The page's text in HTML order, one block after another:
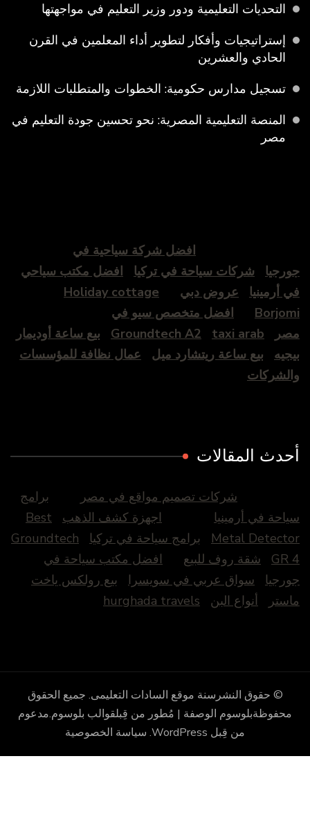
التحديات التعليمية ودور وزير التعليم في مواجهتها
إستراتيجيات وأفكار لتطوير أداء المعلمين في القرن
الحادي والعشرين
تسجيل مدارس حكومية: الخطوات والمتطلبات اللازمة
المنصة التعليمية المصرية: نحو تحسين جودة التعليم في
مصر
افضل شركة سياحية في
شركات سياحة في تركيا
افضل مكتب سياحي
أرمينيا
عروض دبي
Holiday cottage
افضل متخصص سيو في
Groundtech A2 taxi arab
بيع ساعة أوديمار
بيع ساعة ريتشارد ميل
عمال نظافة للمؤسسات
المقالات
شركات تصميم مواقع في مصر
برامج
في أرمينيا
اجهزة كشف الذهب
Best
Metal
برامج سياحة في تركيا
Groundtech
GR
شقة روف للبيع
افضل مكتب سياحة في
سواق عربي في سويسرا
بيع رولكس ياخت
أنواع البن hurghada travels
© حقوق النشرسنةموقع السادات التعليمى. جميع الحقوق
محفوظةبلوسوم الوصفة | مُطور من قِبل قوالب بلوسوم.مدعوم
من قِبلWordPress
.سياسة الخصوصية